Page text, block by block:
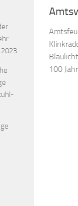
100